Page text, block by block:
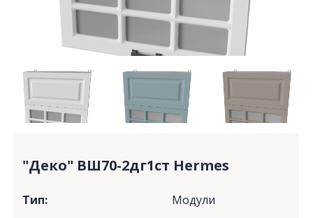
"Деко" ВШ70-2дг1ст Hermes
Тип: Модули